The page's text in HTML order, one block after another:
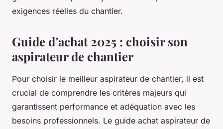
exigences réelles du chantier.
Guide d’achat 2025 : choisir son
aspirateur de chantier
Pour choisir le meilleur aspirateur de chantier, il est
crucial de comprendre les critères majeurs qui
garantissent performance et adéquation avec les
besoins professionnels. Le guide achat aspirateur de